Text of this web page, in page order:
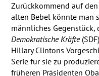
Zurückkommend auf
alten Bebel könnte man
männliches Gegenstück,
Demokratische Kräfte(SDF
Hillary Clintons
Serie für sie zu
früheren Präsidenten